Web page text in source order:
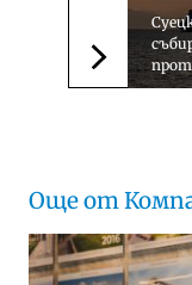
Още от